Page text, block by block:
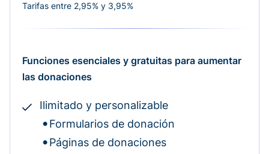
Tarifas entre 2,95% y 3,95%
Funciones esenciales y gratuitas para aumentar
las donaciones
Ilimitado y personalizable
Formularios de donación
Páginas de donaciones